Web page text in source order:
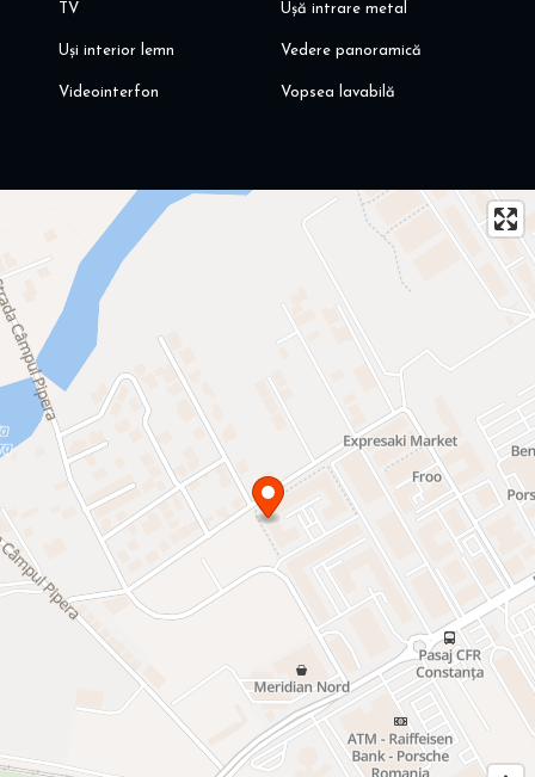
TV Ușă intrare metal
Uși interior lemn Vedere panoramică
Videointerfon Vopsea lavabilă